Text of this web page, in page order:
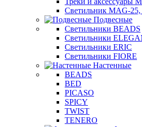
Светильник MAG-
Подвесные
Светильники BEADS
Светильники
Светильники ERIC
Светильники FIORE
Настенные
BEADS
BED
PICASO
SPICY
TWIST
TENERO